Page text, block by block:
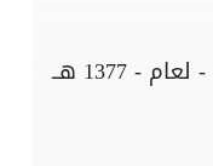
التقويم القطري بتوقيت الدوحة - لعام - 1377 هــ